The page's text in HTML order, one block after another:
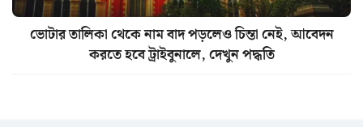
ভোটার তালিকা থেকে নাম বাদ পড়লেও চিন্তা নেই, আবেদন
করতে হবে ট্রাইবুনালে, দেখুন পদ্ধতি